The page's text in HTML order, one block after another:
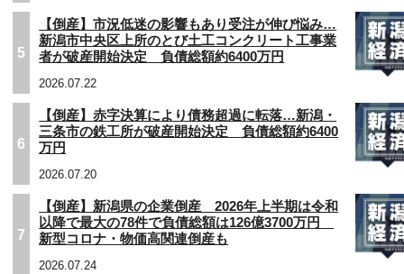
5
【倒産】市況低迷の影響もあり受注が伸び悩み…
新潟市中央区上所のとび土工コンクリート工事業
者が破産開始決定 負債総額約6400万円
2026.07.22
6
【倒産】赤字決算により債務超過に転落…新潟・
三条市の鉄工所が破産開始決定 負債総額約6400
万円
2026.07.20
7
【倒産】新潟県の企業倒産 2026年上半期は令和
以降で最大の78件で負債総額は126億3700万円
新型コロナ・物価高関連倒産も
2026.07.24